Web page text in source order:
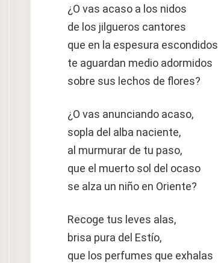
¿O vas acaso a los nidos
de los jilgueros cantores
que en la espesura escondidos
te aguardan medio adormidos
sobre sus lechos de flores?
¿O vas anunciando acaso,
sopla del alba naciente,
al murmurar de tu paso,
que el muerto sol del ocaso
se alza un niño en Oriente?
Recoge tus leves alas,
brisa pura del Estío,
que los perfumes que exhalas